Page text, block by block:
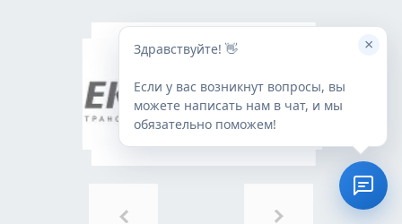
Здравствуйте! 👋
Если у вас возникнут вопросы, вы
можете написать нам в чат, и мы
обязательно поможем!
×